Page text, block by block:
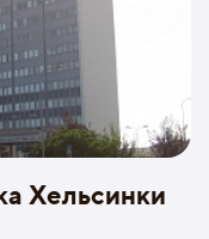
Хельсинки